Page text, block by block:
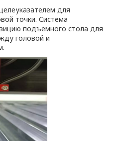
для
точки. Система
подъемного стола для
головой и